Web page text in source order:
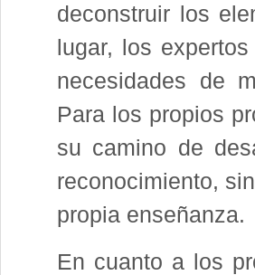
deconstruir los
lugar, los
necesidades de
Para los propios
su camino de
reconocimiento,
propia enseñanza.
En cuanto a los